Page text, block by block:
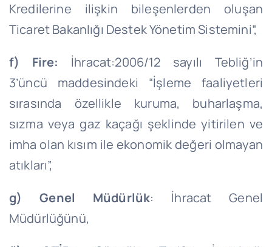
Kredilerine ilişkin bileşenlerden oluşan
Ticaret Bakanlığı Destek Yönetim Sistemini”,
f) Fire: İhracat:2006/12 sayılı Tebliğ’in
3’üncü maddesindeki “İşleme faaliyetleri
sırasında özellikle kuruma, buharlaşma,
sızma veya gaz kaçağı şeklinde yitirilen ve
imha olan kısım ile ekonomik değeri olmayan
atıkları”,
g) Genel Müdürlük: İhracat Genel
Müdürlüğünü,